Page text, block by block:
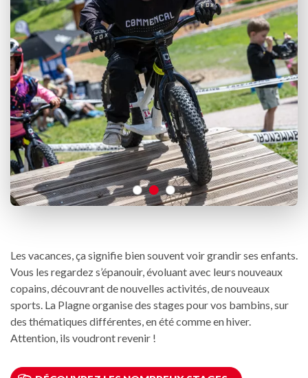
Les vacances, ça signifie bien souvent voir grandir ses enfants.
Vous les regardez s’épanouir, évoluant avec leurs nouveaux
copains, découvrant de nouvelles activités, de nouveaux
sports. La Plagne organise des stages pour vos bambins, sur
des thématiques différentes, en été comme en hiver.
Attention, ils voudront revenir !